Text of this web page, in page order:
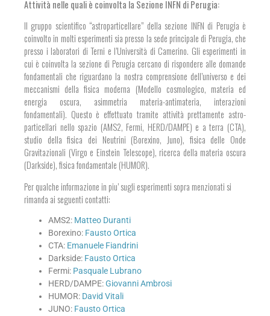
Attività nelle quali è coinvolta la Sezione INFN di Perugia:
Il gruppo scientifico “astroparticellare” della sezione INFN di Perugia è
coinvolto in molti esperimenti sia presso la sede principale di Perugia, che
presso i laboratori di Terni e l’Università di Camerino. Gli esperimenti in
cui è coinvolta la sezione di Perugia cercano di rispondere alle domande
fondamentali che riguardano la nostra comprensione dell’universo e dei
meccanismi della fisica moderna (Modello cosmologico, materia ed
energia oscura, asimmetria materia-antimateria, interazioni
fondamentali). Questo è effettuato tramite attività prettamente astro-
particellari nello spazio (AMS2, Fermi, HERD/DAMPE) e a terra (CTA),
studio della fisica dei Neutrini (Borexino, Juno), fisica delle Onde
Gravitazionali (Virgo e Einstein Telescope), ricerca della materia oscura
(Darkside), fisica fondamentale (HUMOR).
Per qualche informazione in piu’ sugli esperimenti sopra menzionati si
rimanda ai seguenti contatti:
AMS2: Matteo Duranti
Borexino: Fausto Ortica
CTA: Emanuele Fiandrini
Darkside: Fausto Ortica
Fermi: Pasquale Lubrano
HERD/DAMPE:Giovanni Ambrosi
HUMOR: David Vitali
JUNO: Fausto Ortica